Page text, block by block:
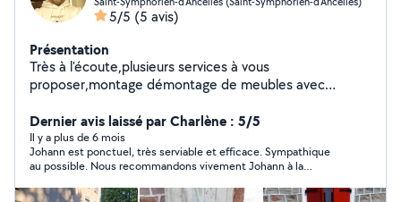
5/5 (5 avis)
Présentation
Très à l'écoute,plusieurs services à vous
proposer,montage démontage de meubles avec
d'aller chercher des meubles en kit acheter avec vous
en magasin et de vous les acheminés à domicile si vous
n'êtes pas motorisé. Tonte de pelouse. Peinture murale.
Pose de parquet stratifié. Terrasse en bois etc... Pose
d'électroménager.
Dernier avis laissé par Charlène : 5/5
Il y a plus de 6 mois
Johann est ponctuel, très serviable et efficace. Sympathique
au possible. Nous recommandons vivement Johann à la